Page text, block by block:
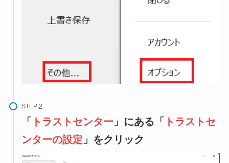
STEP
「 トラストセンター 」にある「
トラストセ
ンターの設定 」をクリック